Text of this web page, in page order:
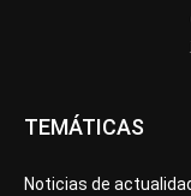
TEMÁTICAS
Noticias de